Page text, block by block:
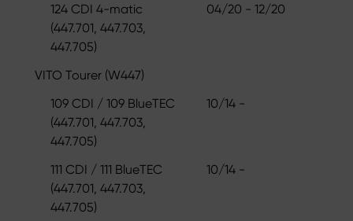
124 CDI 4-matic
(447.701, 447.703,
447.705)
04/20 - 12/20
VITO Tourer (W447)
109 CDI / 109 BlueTEC
(447.701, 447.703,
447.705)
10/14 -
111 CDI / 111 BlueTEC
(447.701, 447.703,
447.705)
10/14 -